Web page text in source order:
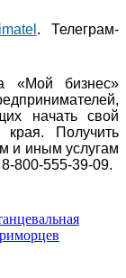
. Телеграм-
«Мой бизнес»
начать свой
края. Получить
и иным услугам
800-555-39-09.